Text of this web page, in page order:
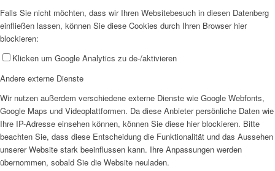
Falls Sie nicht möchten, dass wir Ihren Websitebesuch in diesen Datenberg
einfließen lassen, können Sie diese Cookies durch Ihren Browser hier
blockieren:
Klicken um Google Analytics zu de-/aktivieren
Andere externe Dienste
Wir nutzen außerdem verschiedene externe Dienste wie Google Webfonts,
Google Maps und Videoplattformen. Da diese Anbieter persönliche Daten wie
Ihre IP-Adresse einsehen können, können Sie diese hier blockieren. Bitte
beachten Sie, dass diese Entscheidung die Funktionalität und das Aussehen
unserer Website stark beeinflussen kann. Ihre Anpassungen werden
übernommen, sobald Sie die Website neuladen.